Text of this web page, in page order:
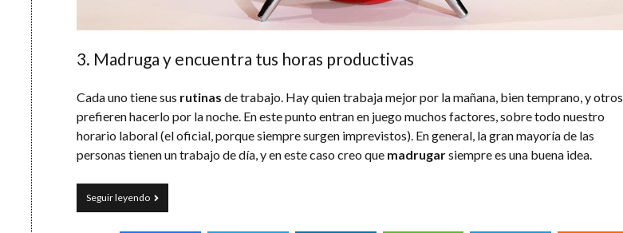
3. Madruga y encuentra tus horas productivas
Cada uno tiene sus rutinas de trabajo. Hay quien trabaja mejor por la mañana, bien temprano, y otros
prefieren hacerlo por la noche. En este punto entran en juego muchos factores, sobre todo nuestro
horario laboral (el oficial, porque siempre surgen imprevistos). En general, la gran mayoría de las
personas tienen un trabajo de día, y en este caso creo que madrugarsiempre es una buena idea.
Seguir leyendoCómo
ahorrar